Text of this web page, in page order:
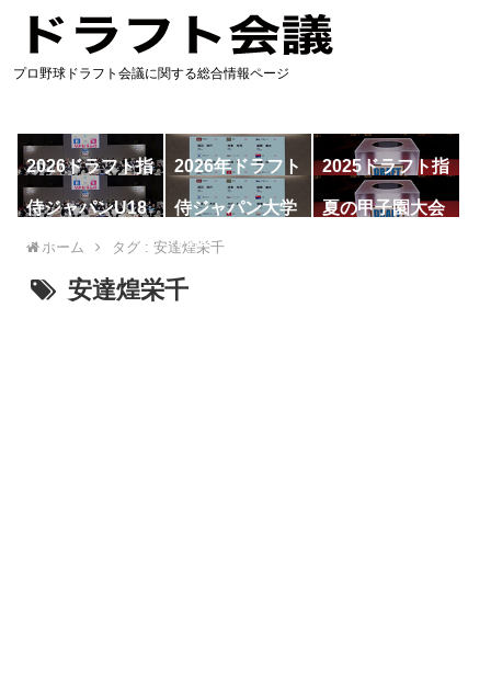
プロ野球ドラフト会議に関する総合情報ページ
2026ドラフト指
名予想
2026年ドラフト
候補
2025ドラフト指
名一覧
侍ジャパンU18
代表
侍ジャパン大学
代表
夏の甲子園大会
ホーム タグ : 安達煌栄千
安達煌栄千